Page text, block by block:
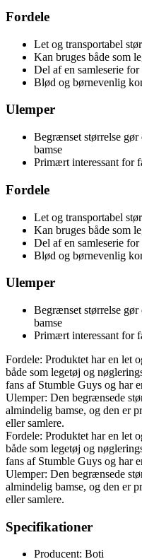
Fordele
Let og transportabel
Kan bruges både som
Del af en samleserie
Blød og børnevenlig
Ulemper
Begrænset størrelse
bamse
Primært interessant for
Fordele
Let og transportabel
Kan bruges både som
Del af en samleserie
Blød og børnevenlig
Ulemper
Begrænset størrelse
bamse
Primært interessant for
Fordele: Produktet har en let
både som legetøj og
fans af Stumble Guys og har
Ulemper: Den begrænsede
almindelig bamse, og den er
eller samlere.
Fordele: Produktet har en let
både som legetøj og
fans af Stumble Guys og har
Ulemper: Den begrænsede
almindelig bamse, og den er
eller samlere.
Specifikationer
Producent: Boti